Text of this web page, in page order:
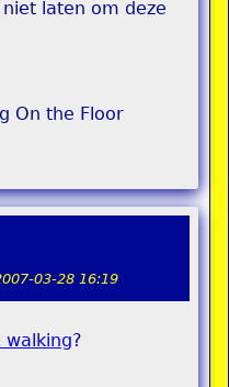
laten om deze
On the Floor
03-28 16:19
walking?